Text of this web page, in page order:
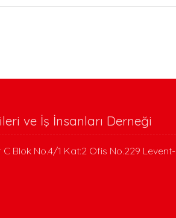
ve İş İnsanları Derneği
Blok No.4/1 Kat:2 Ofis No.229 Levent-